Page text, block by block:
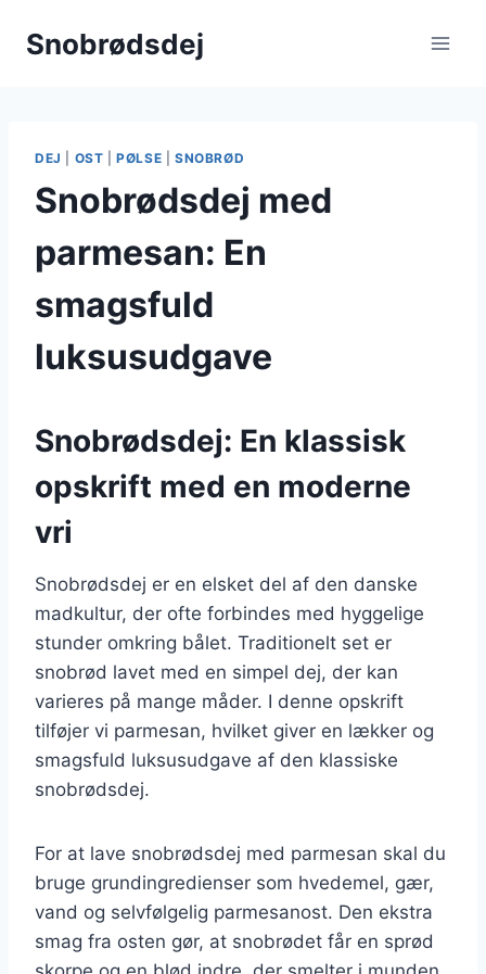
Snobrødsdej
DEJ OST |PØLSE SNOBRØD
Snobrødsdej med
parmesan: En
smagsfuld
luksusudgave
Snobrødsdej: En klassisk
opskrift med en moderne
vri
Snobrødsdej er en elsket del af den danske
madkultur, der ofte forbindes med hyggelige
stunder omkring bålet. Traditionelt set er
snobrød lavet med en simpel dej, der kan
varieres på mange måder. I denne opskrift
tilføjer vi parmesan, hvilket giver en lækker og
smagsfuld luksusudgave af den klassiske
snobrødsdej.
For at lave snobrødsdej med parmesan skal du
bruge grundingredienser som hvedemel, gær,
vand og selvfølgelig parmesanost. Den ekstra
smag fra osten gør, at snobrødet får en sprød